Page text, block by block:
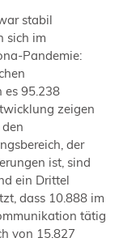
stabil
sich im
Pandemie:
es 95.238
zeigen
der
ist, sind
ein Drittel
dass 10.888 im
tätig
von 15.827